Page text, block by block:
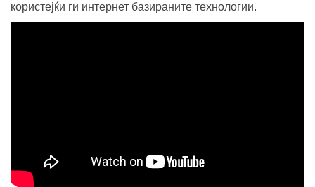
користејќи ги интернет базираните технологии.